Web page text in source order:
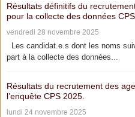
Résultats définitifs du
pour la collecte des données
vendredi 28 novembre 2025
Les candidat.e.s dont les noms
part à la collecte des données...
Résultats du recrutement des
l’enquête CPS 2025.
lundi 24 novembre 2025